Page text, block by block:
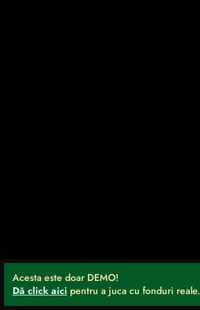
Acesta este doar DEMO!
Dă click aici pentru a juca cu fonduri reale.